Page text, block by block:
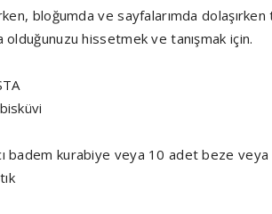
bloğumda ve sayfalarımda
olduğunuzu hissetmek ve tanışmak için.
badem kurabiye veya 10 adet beze